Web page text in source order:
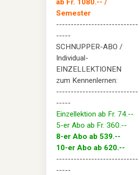
ab Fr. 1080.-- /
Semester
----------------------------
-----
SCHNUPPER-ABO /
Individual-
EINZELLEKTIONEN
zum Kennenlernen:
----------------------------
-----
Einzellektion ab Fr. 74.--
5-er Abo ab Fr. 360.--
8-er Abo ab 539.--
10-er Abo ab 620.--
----------------------------
-----